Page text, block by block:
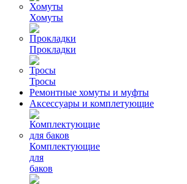
Хомуты
Прокладки
Тросы
Ремонтные хомуты и муфты
Аксессуары и комплетующие
Комплектующие
для
баков